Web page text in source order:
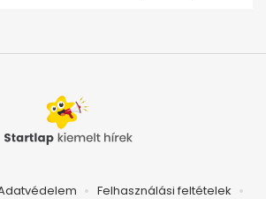
Felhasználási feltételek